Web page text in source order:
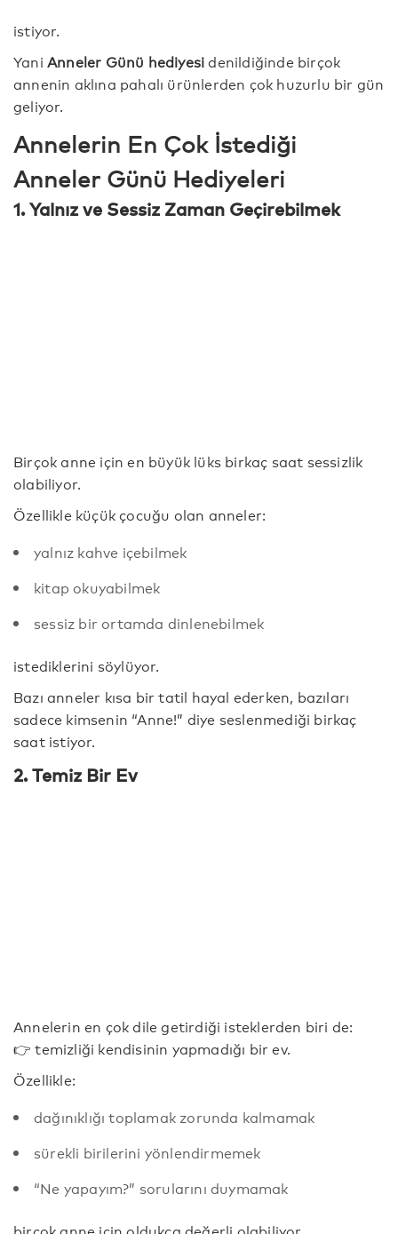
istiyor.
Yani Anneler Günü hediyesidenildiğinde birçok
annenin aklına pahalı ürünlerden çok huzurlu bir gün
geliyor.
Annelerin En Çok İstediği
Anneler Günü Hediyeleri
1. Yalnız ve Sessiz Zaman Geçirebilmek
Birçok anne için en büyük lüks birkaç saat sessizlik
olabiliyor.
Özellikle küçük çocuğu olan anneler:
yalnız kahve içebilmek
kitap okuyabilmek
sessiz bir ortamda dinlenebilmek
istediklerini söylüyor.
Bazı anneler kısa bir tatil hayal ederken, bazıları
sadece kimsenin “Anne!” diye seslenmediği birkaç
saat istiyor.
2. Temiz Bir Ev
Annelerin en çok dile getirdiği isteklerden biri de:
👉 temizliği kendisinin yapmadığı bir ev.
Özellikle:
dağınıklığı toplamak zorunda kalmamak
sürekli birilerini yönlendirmemek
“Ne yapayım?” sorularını duymamak